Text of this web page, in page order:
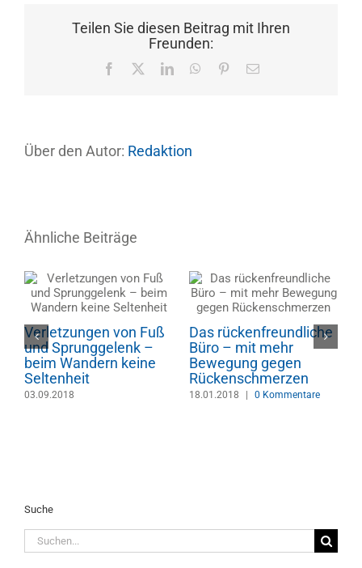
Teilen Sie diesen Beitrag mit Ihren
Freunden:
Facebook LinkedInWhatsApp
Pinterest
E-
Über den Autor: Redaktion
Ähnliche Beiträge
Verletzungen von Fuß
und Sprunggelenk –
beim Wandern keine
Seltenheit
03.09.2018
Das rückenfreundliche
Büro – mit mehr
Bewegung gegen
Rückenschmerzen
18.01.2018 0 Kommentare
Suche
Suche
nach: